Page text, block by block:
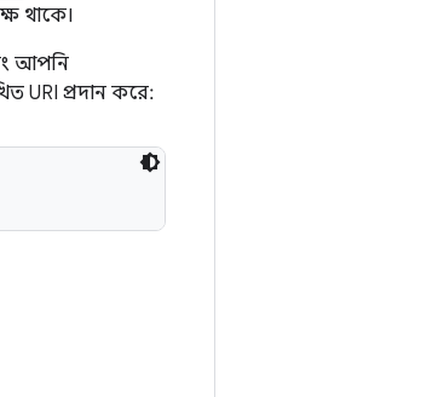
থাকে।
আপনি
URI প্রদান করে: